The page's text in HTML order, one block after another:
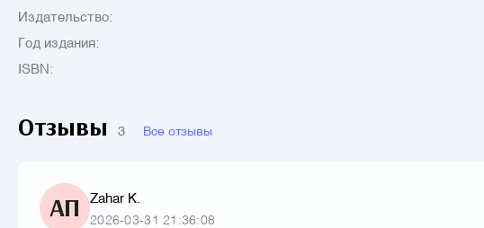
Издательство:
Год издания:
ISBN:
Отзывы 3 Все отзывы
АП Zahar K.
2026-03-31 21:36:08